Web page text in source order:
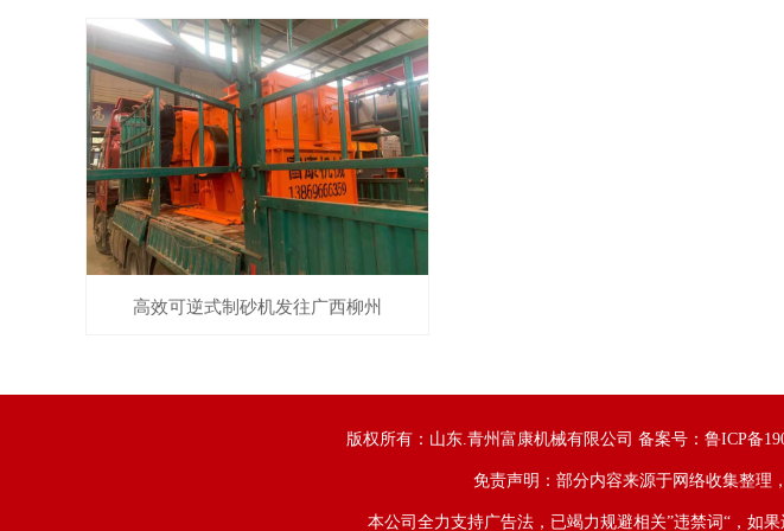
高效可逆式制砂机发往广西柳州
版权所有：山东.青州富康机械有限公司 备案号： 鲁ICP备
免责声明：部分内容来源于网络收集整理
本公司全力支持广告法，已竭力规避相关”违禁词“，如